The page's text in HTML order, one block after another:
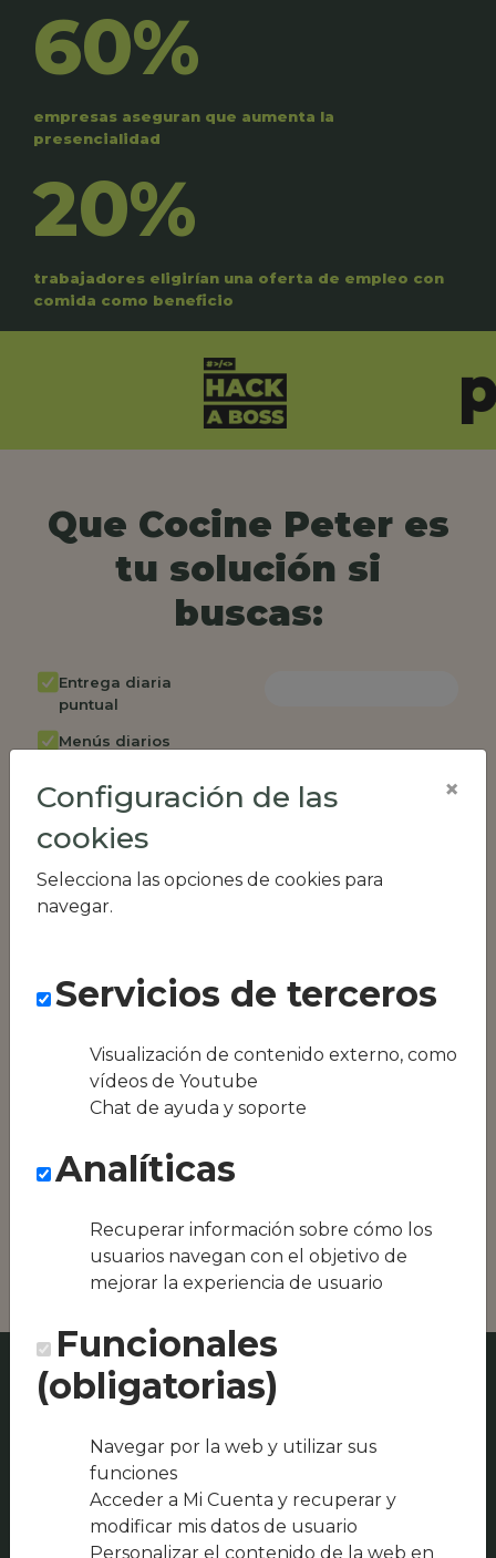
60%
empresas aseguran que aumenta la
presencialidad
20%
trabajadores eligirían una oferta de empleo con
comida como beneficio
Que Cocine Peter es
tu solución si
buscas:
Entrega diaria
puntual
Menús diarios
Cambio de menú
empleados
Panel de control
Compatible con
equipos híbridos
oferta local de tu
zona, como podría
Pedagògic El Molí o
Rancho Los Gordos
Configuración de las
cookies
Selecciona las opciones de cookies para
navegar.
×
Servicios de terceros
Visualización de contenido externo, como
vídeos de Youtube
Chat de ayuda y soporte
Analíticas
Recuperar información sobre cómo los
usuarios navegan con el objetivo de
mejorar la experiencia de usuario
Funcionales
(obligatorias)
Navegar por la web y utilizar sus
funciones
Acceder a Mi Cuenta y recuperar y
modificar mis datos de usuario
Personalizar el contenido de la web en